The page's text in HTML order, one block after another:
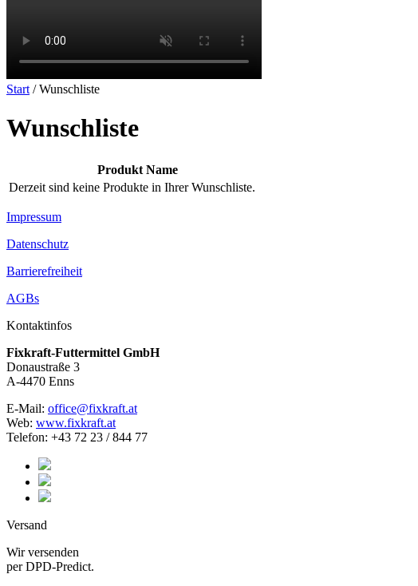
Start / Wunschliste
Wunschliste
Produkt Name
Derzeit sind keine Produkte in Ihrer Wunschliste.
Impressum
Datenschutz
Barrierefreiheit
AGBs
Kontaktinfos
Fixkraft-Futtermittel GmbH
Donaustraße 3
A-4470 Enns
E-Mail: office@fixkraft.at
Web: www.fixkraft.at
Telefon: +43 72 23 / 844 77
Versand
Wir versenden
per DPD-Predict.